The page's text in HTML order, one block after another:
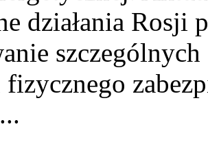
działania Rosji